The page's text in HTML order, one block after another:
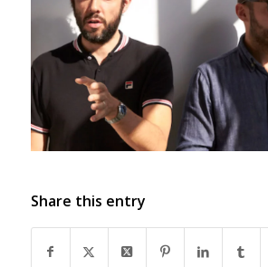
Share this entry